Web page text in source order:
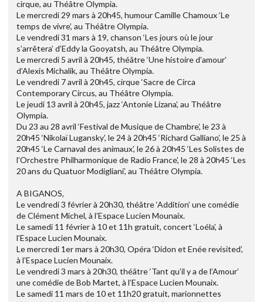
cirque, au Théâtre Olympia.
Le mercredi 29 mars à 20h45, humour Camille Chamoux ‘Le
temps de vivre’, au Théâtre Olympia.
Le vendredi 31 mars à 19, chanson ‘Les jours où le jour
s’arrêtera’ d’Eddy la Gooyatsh, au Théâtre Olympia.
Le mercredi 5 avril à 20h45, théâtre ‘Une histoire d’amour’
d’Alexis Michalik, au Théâtre Olympia.
Le vendredi 7 avril à 20h45, cirque ‘Sacre de Circa
Contemporary Circus, au Théâtre Olympia.
Le jeudi 13 avril à 20h45, jazz ‘Antonie Lizana’, au Théâtre
Olympia.
Du 23 au 28 avril ‘Festival de Musique de Chambre’, le 23 à
20h45 ‘Nikolaï Lugansky’, le 24 à 20h45 ‘Richard Galliano’, le 25 à
20h45 ‘Le Carnaval des animaux’, le 26 à 20h45 ‘Les Solistes de
l’Orchestre Philharmonique de Radio France’, le 28 à 20h45 ‘Les
20 ans du Quatuor Modigliani’, au Théâtre Olympia.
A BIGANOS,
Le vendredi 3 février à 20h30, théâtre ‘Addition’ une comédie
de Clément Michel, à l’Espace Lucien Mounaix.
Le samedi 11 février à 10 et 11h gratuit, concert ‘Loéla’, à
l’Espace Lucien Mounaix.
Le mercredi 1er mars à 20h30, Opéra ‘Didon et Enée revisited’,
à l’Espace Lucien Mounaix.
Le vendredi 3 mars à 20h30, théâtre ‘Tant qu’il y a de l’Amour’
une comédie de Bob Martet, à l’Espace Lucien Mounaix.
Le samedi 11 mars de 10 et 11h20 gratuit, marionnettes